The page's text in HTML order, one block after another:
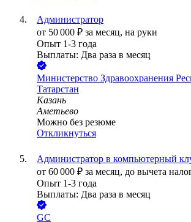
Администратор
от 50 000 ₽ за месяц, на руки
Опыт 1-3 года
Выплаты: Два раза в месяц
Министерство Здравоохранения
Татарстан
Казань
Аметьево
Можно без резюме
Откликнуться
Администратор в компьютерный
от 60 000 ₽ за месяц, до вычета
Опыт 1-3 года
Выплаты: Два раза в месяц
GC